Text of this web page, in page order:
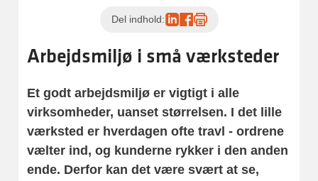
Arbejdsmiljø i små værksteder
Del indhold:
Et godt arbejdsmiljø er vigtigt i alle
virksomheder, uanset størrelsen. I det lille
værksted er hverdagen ofte travl - ordrene
vælter ind, og kunderne rykker i den anden
ende. Derfor kan det være svært at se,